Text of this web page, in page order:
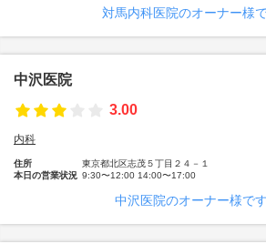
対馬内科医院のオーナー様
中沢医院
3.00
内科
住所
東京都北区志茂５丁目２４－１
本日の営業状況 9:30〜12:00 14:00〜17:00
中沢医院のオーナー様で